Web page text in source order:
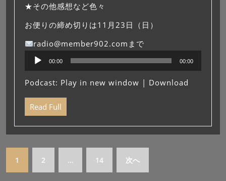
★その他感想など色々
お便りの締め切りは11月23日（日）
radio@member902.comまで
プ
ー
ヤ
00:00 00:00
Podcast: Play in new window | Download
Read Full
1 2 … 14 次へ